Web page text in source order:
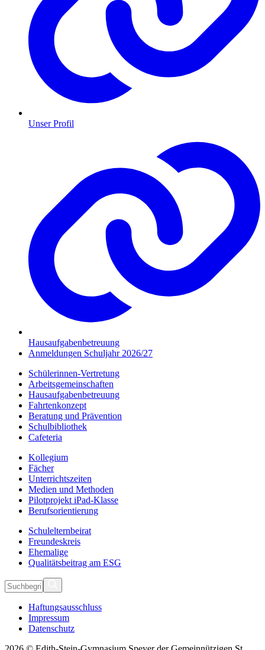
Unser Profil
Hausaufgabenbetreuung
Anmeldungen Schuljahr 2026/27
Schülerinnen-Vertretung
Arbeitsgemeinschaften
Hausaufgabenbetreuung
Fahrtenkonzept
Beratung und Prävention
Schulbibliothek
Cafeteria
Kollegium
Fächer
Unterrichtszeiten
Medien und Methoden
Pilotprojekt iPad-Klasse
Berufsorientierung
Schulelternbeirat
Freundeskreis
Ehemalige
Qualitätsbeitrag am ESG
Haftungsausschluss
Impressum
Datenschutz